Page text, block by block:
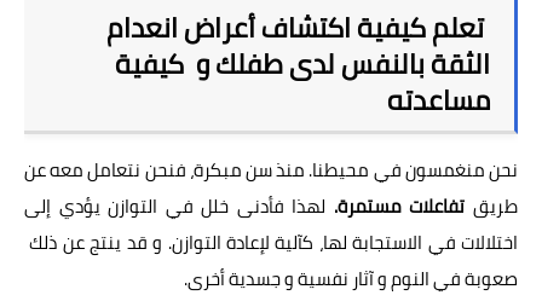
رياضة
تغذية
علاقات
حياة جنسية
تعلم كيفية اكتشاف أعراض انعدام
الثقة بالنفس لدى طفلك و كيفية
مساعدته
نحن منغمسون في محيطنا. منذ سن مبكرة، فنحن نتعامل معه عن
طريقتفاعلات مستمرة. لهذا فأدنى خلل في التوازن يؤدي إلى
اختلالات في الاستجابة لها، كآلية لإعادة التوازن. و قد ينتج عن ذلك
صعوبة في النوم و آثار نفسية و جسدية أخرى.